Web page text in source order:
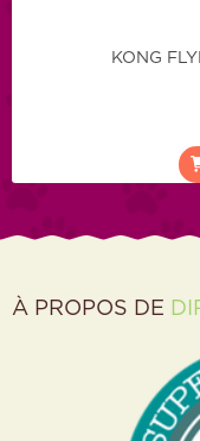
KONG
À PROPOS DE